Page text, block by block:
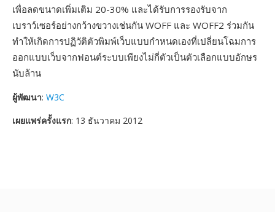
เพื่อลดขนาดเพิ่มเติม 20-30% และได้รับการรองรับจาก
เบราว์เซอร์อย่างกว้างขวางเช่นกัน WOFF และ WOFF2 ร่วมกัน
ทำให้เกิดการปฏิวัติตัวพิมพ์เว็บแบบกำหนดเองที่เปลี่ยนโฉมการ
ออกแบบเว็บจากฟอนต์ระบบเพียงไม่กี่ตัวเป็นตัวเลือกแบบอักษร
นับล้าน
ผู้พัฒนา: W3C
เผยแพร่ครั้งแรก: 13 ธันวาคม 2012